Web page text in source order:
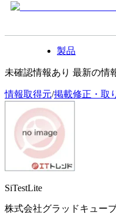
製品
未確認情報あり 最新の情
情報取得元/掲載修正・取
SiTestLite
株式会社グラッドキュー